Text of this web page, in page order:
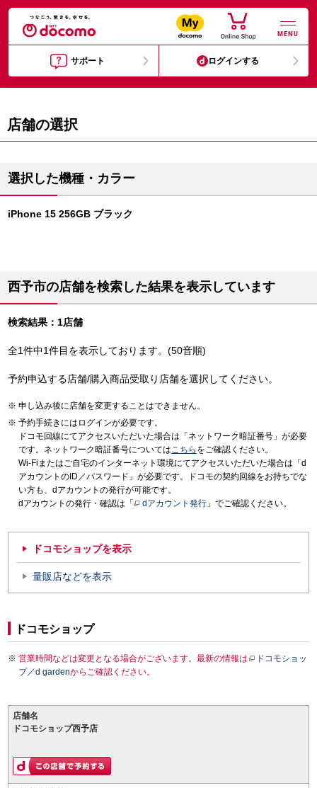
MENU
サポート ログインする
店舗の選択
選択した機種・カラー
iPhone 15 256GB ブラック
西予市の店舗を検索した結果を表示しています
検索結果：1店舗
全1件中1件目を表示しております。(50音順)
予約申込する店舗/購入商品受取り店舗を選択してください。
申し込み後に店舗を変更することはできません。
予約手続きにはログインが必要です。
ドコモ回線にてアクセスいただいた場合は「ネットワーク暗証番号」が必要
です。ネットワーク暗証番号についてはこちら をご確認ください。
Wi-Fiまたはご自宅のインターネット環境にてアクセスいただいた場合は「d
アカウントのID／パスワード」が必要です。ドコモの契約回線をお持ちでな
い方も、dアカウントの発行が可能です。
dアカウントの発行・確認は「
dアカウント発行 」でご確認ください。
ドコモショップを表示
量販店などを表示
ドコモショップ
営業時間などは変更となる場合がございます。最新の情報は
ドコモショッ
プ／d gardenからご確認ください。
店舗名
ドコモショップ西予店